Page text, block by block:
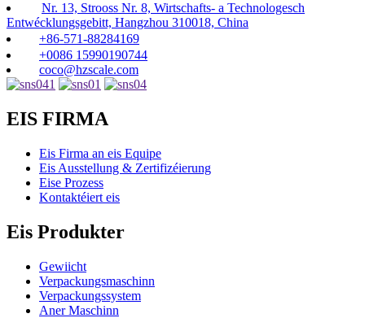
Nr. 13, Strooss Nr. 8, Wirtschafts- a Technologesch
Entwécklungsgebitt, Hangzhou 310018, China
+86-571-88284169
+0086 15990190744
coco@hzscale.com
EIS FIRMA
Eis Firma an eis Equipe
Eis Ausstellung & Zertifizéierung
Eise Prozess
Kontaktéiert eis
Eis Produkter
Gewiicht
Verpackungsmaschinn
Verpackungssystem
Aner Maschinn